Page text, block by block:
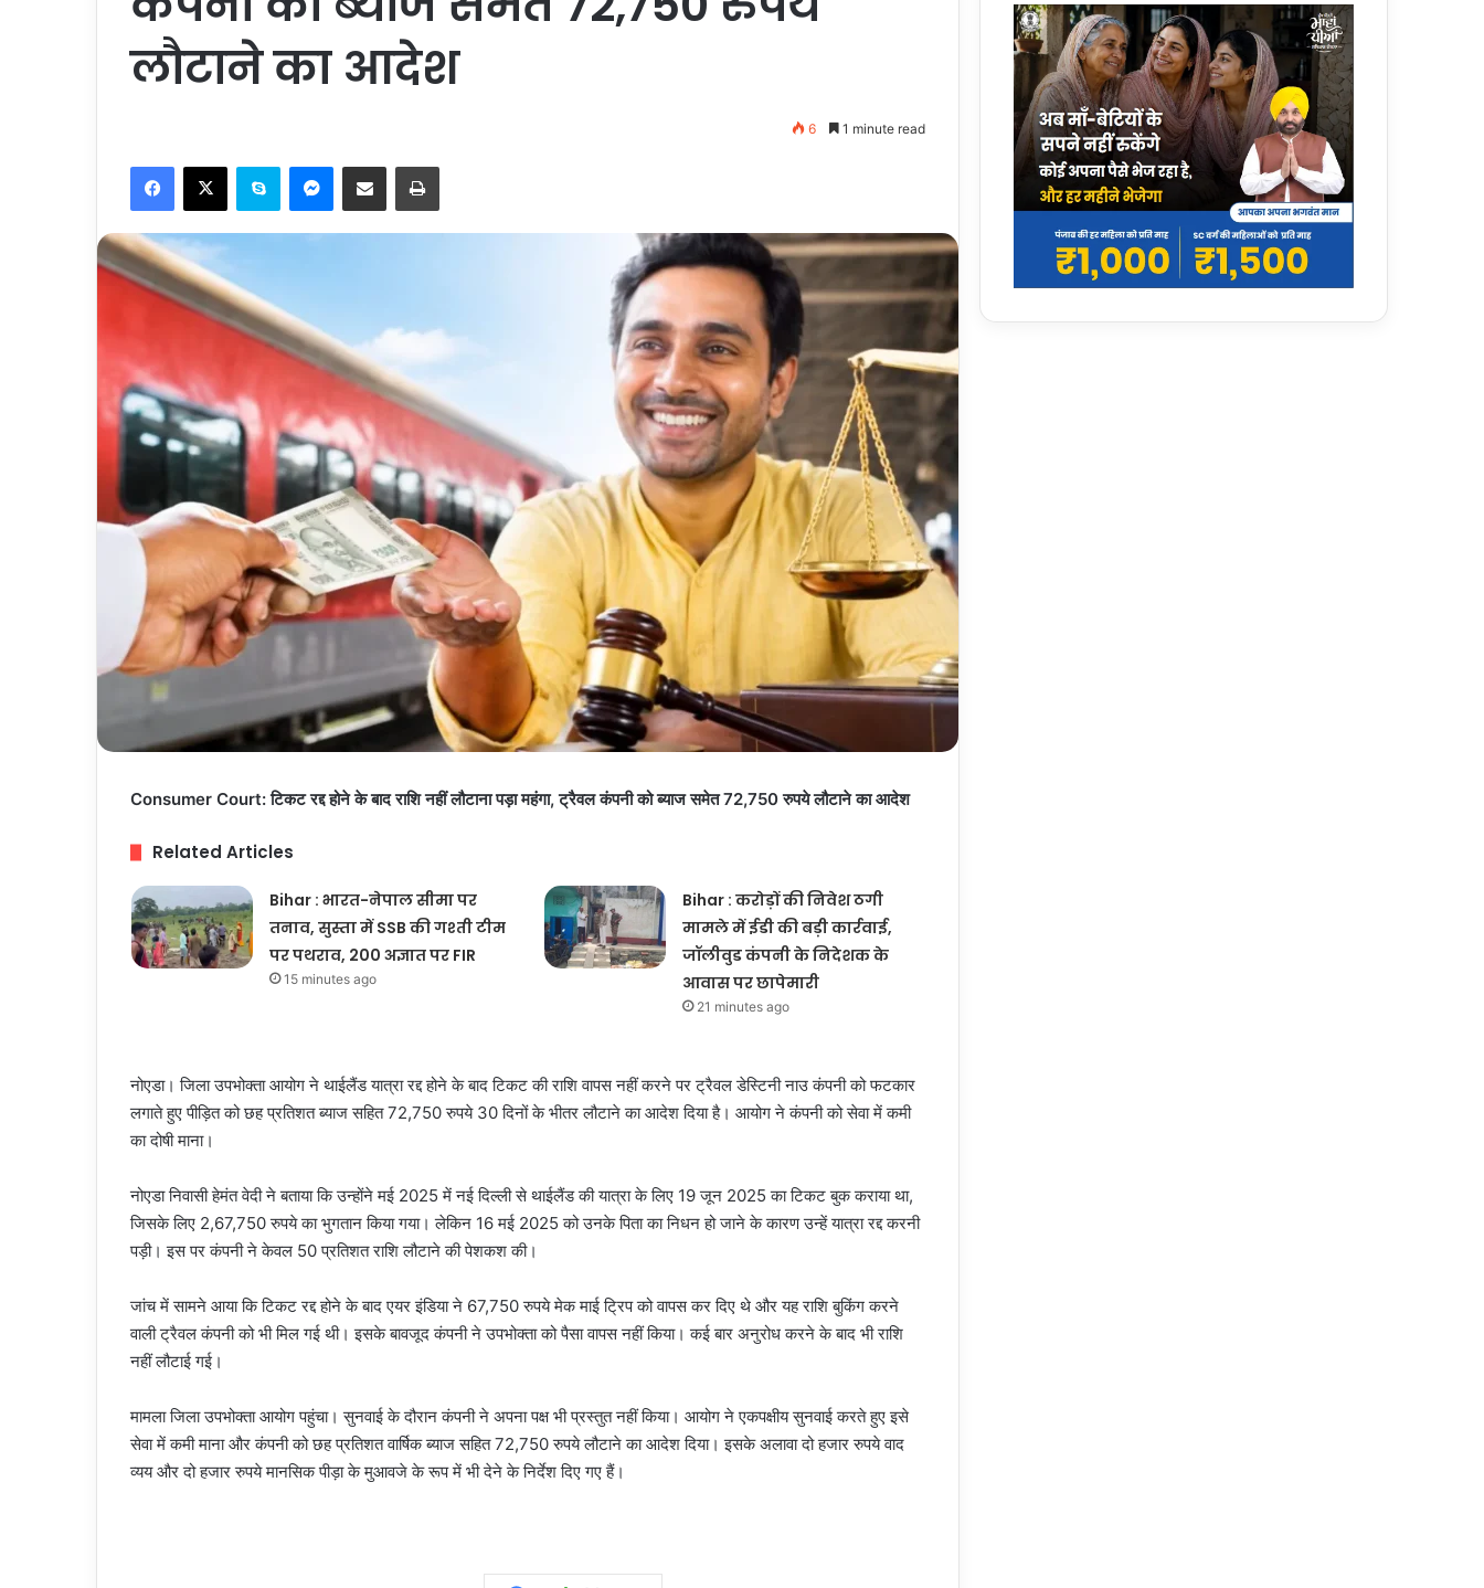
लौटाने का आदेश
6 1 minute read
Facebook
X Skype Messenger
Share via Email Print
Consumer Court: टिकट रद्द होने के बाद राशि नहीं लौटाना पड़ा महंगा, ट्रैवल कंपनी को ब्याज समेत 72,750 रुपये लौटाने का आदेश
Related Articles
Bihar : भारत-नेपाल सीमा पर
तनाव, सुस्ता में SSB की गश्ती टीम
पर पथराव, 200 अज्ञात पर FIR
15 minutes ago
Bihar : करोड़ों की निवेश ठगी
मामले में ईडी की बड़ी कार्रवाई,
जॉलीवुड कंपनी के निदेशक के
आवास पर छापेमारी
21 minutes ago
नोएडा। जिला उपभोक्ता आयोग ने थाईलैंड यात्रा रद्द होने के बाद टिकट की राशि वापस नहीं करने पर ट्रैवल डेस्टिनी नाउ कंपनी को फटकार
लगाते हुए पीड़ित को छह प्रतिशत ब्याज सहित 72,750 रुपये 30 दिनों के भीतर लौटाने का आदेश दिया है। आयोग ने कंपनी को सेवा में कमी
का दोषी माना।
नोएडा निवासी हेमंत वेदी ने बताया कि उन्होंने मई 2025 में नई दिल्ली से थाईलैंड की यात्रा के लिए 19 जून 2025 का टिकट बुक कराया था,
जिसके लिए 2,67,750 रुपये का भुगतान किया गया। लेकिन 16 मई 2025 को उनके पिता का निधन हो जाने के कारण उन्हें यात्रा रद्द करनी
पड़ी। इस पर कंपनी ने केवल 50 प्रतिशत राशि लौटाने की पेशकश की।
जांच में सामने आया कि टिकट रद्द होने के बाद एयर इंडिया ने 67,750 रुपये मेक माई ट्रिप को वापस कर दिए थे और यह राशि बुकिंग करने
वाली ट्रैवल कंपनी को भी मिल गई थी। इसके बावजूद कंपनी ने उपभोक्ता को पैसा वापस नहीं किया। कई बार अनुरोध करने के बाद भी राशि
नहीं लौटाई गई।
मामला जिला उपभोक्ता आयोग पहुंचा। सुनवाई के दौरान कंपनी ने अपना पक्ष भी प्रस्तुत नहीं किया। आयोग ने एकपक्षीय सुनवाई करते हुए इसे
सेवा में कमी माना और कंपनी को छह प्रतिशत वार्षिक ब्याज सहित 72,750 रुपये लौटाने का आदेश दिया। इसके अलावा दो हजार रुपये वाद
व्यय और दो हजार रुपये मानसिक पीड़ा के मुआवजे के रूप में भी देने के निर्देश दिए गए हैं।